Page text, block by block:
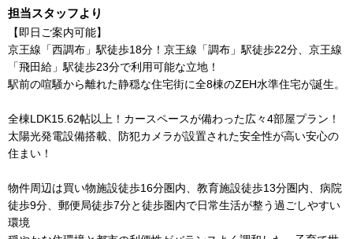
担当スタッフより
【即日ご案内可能】
京王線「西調布」駅徒歩18分！京王線「調布」駅徒歩22分、京王線
「飛田給」駅徒歩23分で利用可能な立地！
駅前の喧騒から離れた静穏な住宅街に全8棟のZEH水準住宅が誕生。
全棟LDK15.62帖以上！カースペースが備わった広々4部屋プラン！
太陽光発電設備搭載、防犯カメラが設置された安全性が高い安心の
住まい！
物件周辺は買い物施設徒歩16分圏内、教育施設徒歩13分圏内、病院
徒歩9分、郵便局徒歩7分と徒歩圏内で日常生活が整う過ごしやすい
環境